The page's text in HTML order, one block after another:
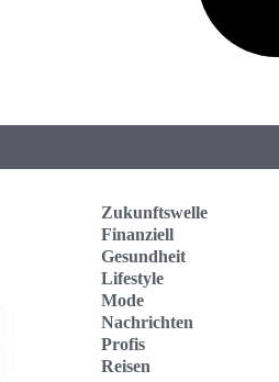
Zukunftswelle
Finanziell
Gesundheit
Lifestyle
Mode
Nachrichten
Profis
Reisen